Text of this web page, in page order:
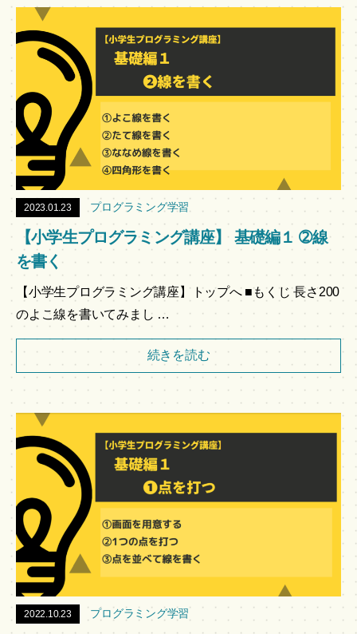
2023.01.23 プログラミング学習
【小学生プログラミング講座】 基礎編１ ➁線
を書く
【小学生プログラミング講座】トップへ ■もくじ 長さ200
のよこ線を書いてみまし …
続きを読む
2022.10.23 プログラミング学習